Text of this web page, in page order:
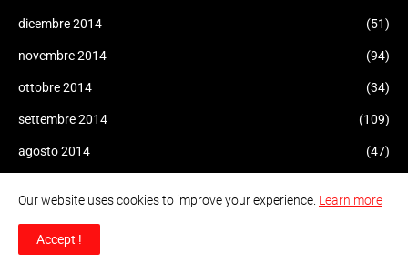
dicembre 2014 (51)
novembre 2014 (94)
ottobre 2014 (34)
settembre 2014 (109)
agosto 2014 (47)
maggio 2014
Our website uses cookies to improve your experience. Learn more
Accept !